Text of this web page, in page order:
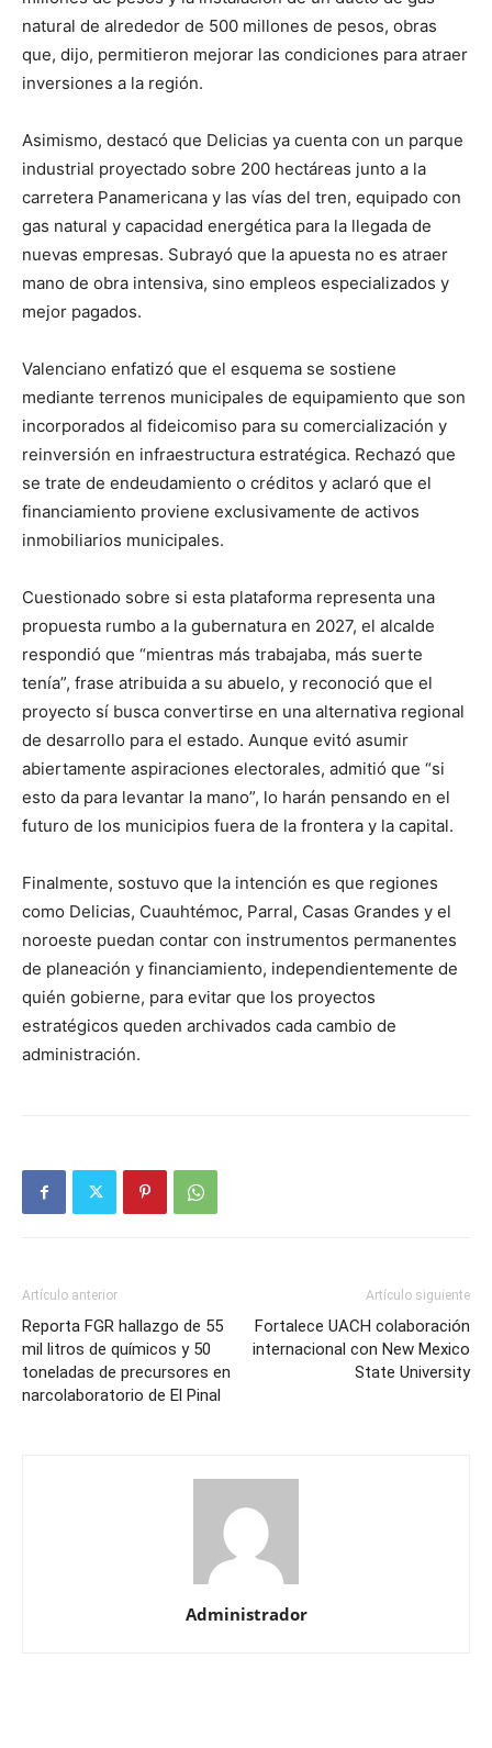
natural de alrededor de 500 millones de pesos, obras
que, dijo, permitieron mejorar las condiciones para atraer
inversiones a la región.
Asimismo, destacó que Delicias ya cuenta con un parque
industrial proyectado sobre 200 hectáreas junto a la
carretera Panamericana y las vías del tren, equipado con
gas natural y capacidad energética para la llegada de
nuevas empresas. Subrayó que la apuesta no es atraer
mano de obra intensiva, sino empleos especializados y
mejor pagados.
Valenciano enfatizó que el esquema se sostiene
mediante terrenos municipales de equipamiento que son
incorporados al fideicomiso para su comercialización y
reinversión en infraestructura estratégica. Rechazó que
se trate de endeudamiento o créditos y aclaró que el
financiamiento proviene exclusivamente de activos
inmobiliarios municipales.
Cuestionado sobre si esta plataforma representa una
propuesta rumbo a la gubernatura en 2027, el alcalde
respondió que “mientras más trabajaba, más suerte
tenía”, frase atribuida a su abuelo, y reconoció que el
proyecto sí busca convertirse en una alternativa regional
de desarrollo para el estado. Aunque evitó asumir
abiertamente aspiraciones electorales, admitió que “si
esto da para levantar la mano”, lo harán pensando en el
futuro de los municipios fuera de la frontera y la capital.
Finalmente, sostuvo que la intención es que regiones
como Delicias, Cuauhtémoc, Parral, Casas Grandes y el
noroeste puedan contar con instrumentos permanentes
de planeación y financiamiento, independientemente de
quién gobierne, para evitar que los proyectos
estratégicos queden archivados cada cambio de
administración.
Artículo anterior
Reporta FGR hallazgo de 55
mil litros de químicos y 50
toneladas de precursores en
narcolaboratorio de El Pinal
Artículo siguiente
Fortalece UACH colaboración
internacional con New Mexico
State University
Administrador